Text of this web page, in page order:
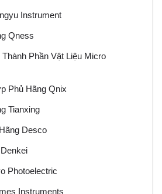
Instrument
Qness
Phần Vật Liệu Micro
Phủ Hãng Qnix
Tianxing
Desco
Photoelectric
Instruments